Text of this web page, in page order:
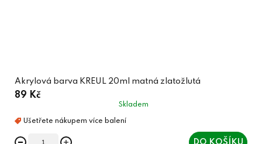
Akrylová barva KREUL 20ml matná zlatožlutá
89 Kč
Skladem
DO KOŠÍKU